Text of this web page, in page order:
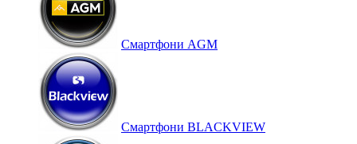
Cмартфони AGM
Смартфони BLACKVIEW